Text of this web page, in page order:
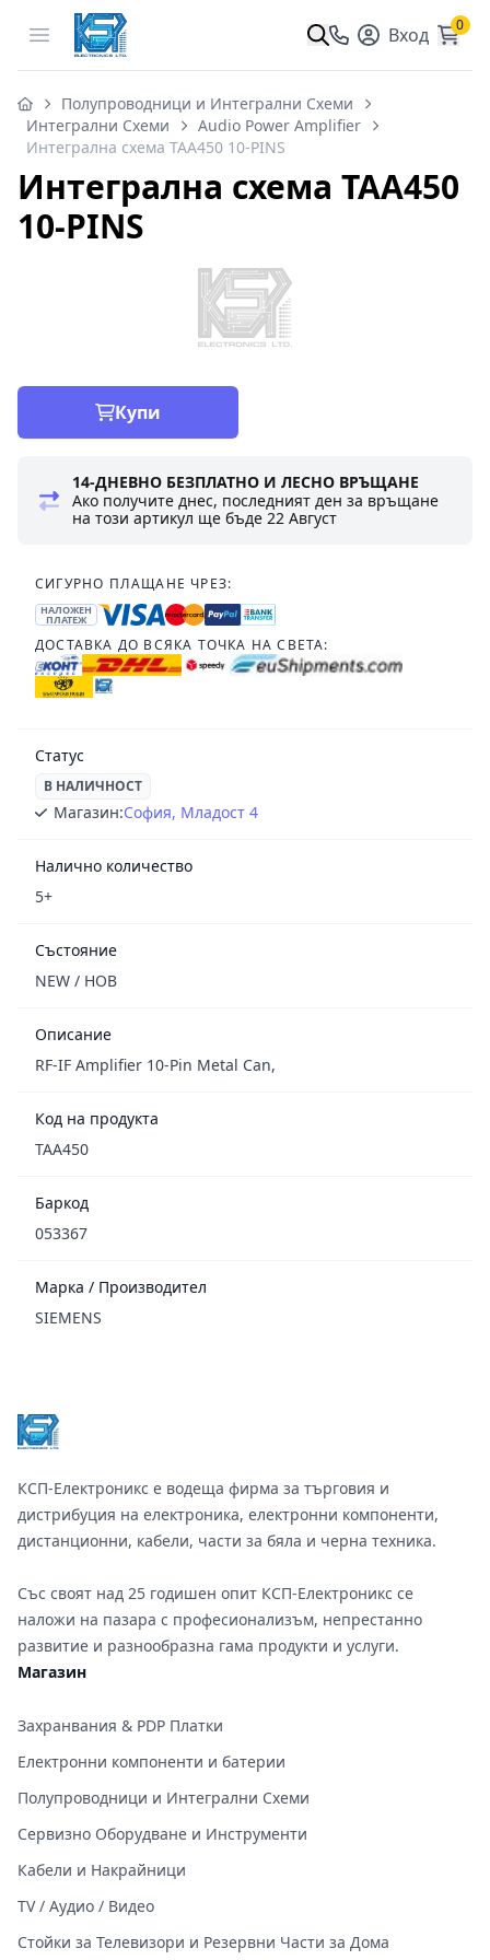
Open menu Вход 0
Полупроводници и Интегрални Схеми
Интегрални Схеми
Audio Power Amplifier
Интегрална схема TAA450 10-PINS
Интегрална схема TAA450
10-PINS
Купи
14-ДНЕВНО БЕЗПЛАТНО И ЛЕСНО ВРЪЩАНЕ
Ако получите днес, последният ден за връщане
на този артикул ще бъде22 Август
СИГУРНО ПЛАЩАНЕ ЧРЕЗ:
НАЛОЖЕН
ПЛАТЕЖ
ДОСТАВКА ДО ВСЯКА ТОЧКА НА СВЕТА:
Статус
В НАЛИЧНОСТ
Магазин:София, Младост 4
Налично количество
5+
Състояние
NEW / НОВ
Описание
RF-IF Amplifier 10-Pin Metal Can,
Код на продукта
TAA450
Баркод
053367
Марка / Производител
SIEMENS
КСП-Електроникс е водеща фирма за търговия и
дистрибуция на електроника, електронни компоненти,
дистанционни, кабели, части за бяла и черна техника.
Със своят над 25 годишен опит КСП-Електроникс се
наложи на пазара с професионализъм, непрестанно
развитие и разнообразна гама продукти и услуги.
Магазин
Захранвания & PDP Платки
Електронни компоненти и батерии
Полупроводници и Интегрални Схеми
Сервизно Оборудване и Инструменти
Кабели и Накрайници
TV / Аудио / Видео
Стойки за Телевизори и Резервни Части за Дома